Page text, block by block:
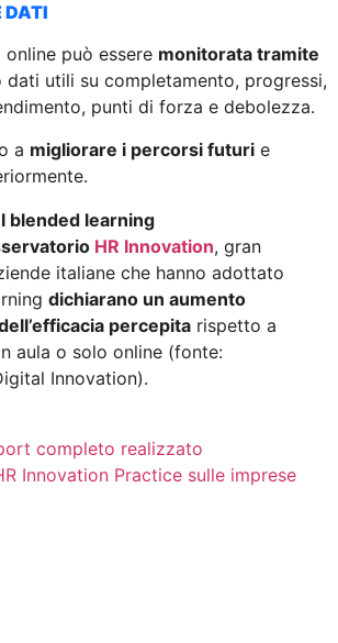
DATI
online può essere monitorata tramite
dati utili su completamento, progressi,
punti di forza e debolezza.
a migliorare i percorsi futuri e
blended learning
HR Innovation, gran
italiane che hanno adottato
dichiarano un aumento
percepita rispetto a
aula o solo online (fonte:
Innovation).